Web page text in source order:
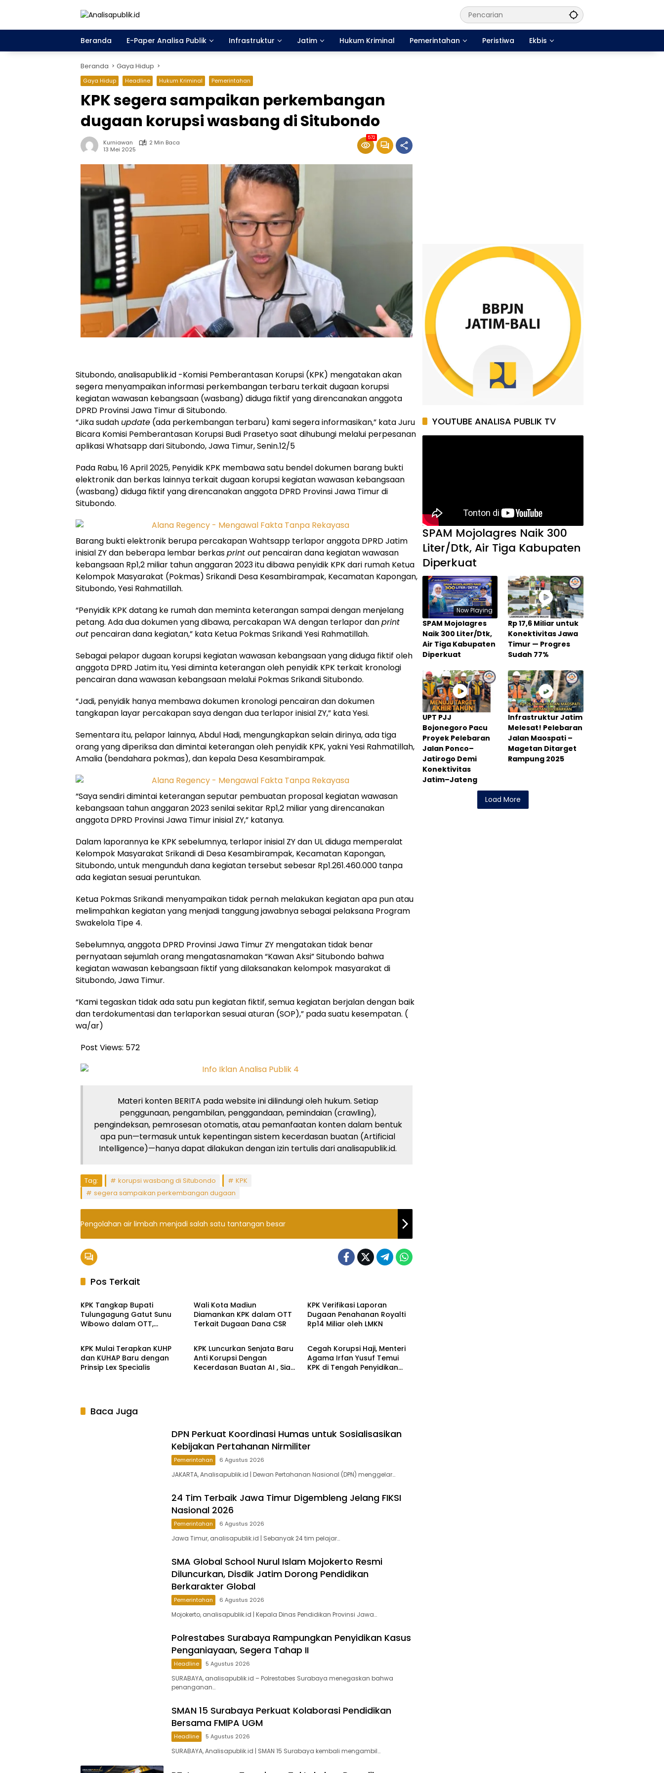
Beranda
E-Paper Analisa Publik Infrastruktur Jatim Hukum Kriminal Pemerintahan Peristiwa Ekbis
Beranda Gaya Hidup
Gaya Hidup Headline Hukum Kriminal Pemerintahan
KPK segera sampaikan perkembangan
dugaan korupsi wasbang di Situbondo
Kurniawan
2 Min Baca
13 Mei 2025
572
Situbondo, analisapublik.id -Komisi Pemberantasan Korupsi (KPK) mengatakan akan
segera menyampaikan informasi perkembangan terbaru terkait dugaan korupsi
kegiatan wawasan kebangsaan (wasbang) diduga fiktif yang direncanakan anggota
DPRD Provinsi Jawa Timur di Situbondo.
“Jika sudah update (ada perkembangan terbaru) kami segera informasikan,” kata Juru
Bicara Komisi Pemberantasan Korupsi Budi Prasetyo saat dihubungi melalui perpesanan
aplikasi Whatsapp dari Situbondo, Jawa Timur, Senin.12/5
Pada Rabu, 16 April 2025, Penyidik KPK membawa satu bendel dokumen barang bukti
elektronik dan berkas lainnya terkait dugaan korupsi kegiatan wawasan kebangsaan
(wasbang) diduga fiktif yang direncanakan anggota DPRD Provinsi Jawa Timur di
Situbondo.
Barang bukti elektronik berupa percakapan Wahtsapp terlapor anggota DPRD Jatim
inisial ZY dan beberapa lembar berkasprint out pencairan dana kegiatan wawasan
kebangsaan Rp1,2 miliar tahun anggaran 2023 itu dibawa penyidik KPK dari rumah Ketua
Kelompok Masyarakat (Pokmas) Srikandi Desa Kesambirampak, Kecamatan Kapongan,
Situbondo, Yesi Rahmatillah.
“Penyidik KPK datang ke rumah dan meminta keterangan sampai dengan menjelang
petang. Ada dua dokumen yang dibawa, percakapan WA dengan terlapor danprint
out pencairan dana kegiatan,” kata Ketua Pokmas Srikandi Yesi Rahmatillah.
Sebagai pelapor dugaan korupsi kegiatan wawasan kebangsaan yang diduga fiktif oleh
anggota DPRD Jatim itu, Yesi diminta keterangan oleh penyidik KPK terkait kronologi
pencairan dana wawasan kebangsaan melalui Pokmas Srikandi Situbondo.
“Jadi, penyidik hanya membawa dokumen kronologi pencairan dan dokumen
tangkapan layar percakapan saya dengan dua terlapor inisial ZY,” kata Yesi.
Sementara itu, pelapor lainnya, Abdul Hadi, mengungkapkan selain dirinya, ada tiga
orang yang diperiksa dan dimintai keterangan oleh penyidik KPK, yakni Yesi Rahmatillah,
Amalia (bendahara pokmas), dan kepala Desa Kesambirampak.
“Saya sendiri dimintai keterangan seputar pembuatan proposal kegiatan wawasan
kebangsaan tahun anggaran 2023 senilai sekitar Rp1,2 miliar yang direncanakan
anggota DPRD Provinsi Jawa Timur inisial ZY,” katanya.
Dalam laporannya ke KPK sebelumnya, terlapor inisial ZY dan UL diduga memperalat
Kelompok Masyarakat Srikandi di Desa Kesambirampak, Kecamatan Kapongan,
Situbondo, untuk mengunduh dana kegiatan tersebut sebesar Rp1.261.460.000 tanpa
ada kegiatan sesuai peruntukan.
Ketua Pokmas Srikandi menyampaikan tidak pernah melakukan kegiatan apa pun atau
melimpahkan kegiatan yang menjadi tanggung jawabnya sebagai pelaksana Program
Swakelola Tipe 4.
Sebelumnya, anggota DPRD Provinsi Jawa Timur ZY mengatakan tidak benar
pernyataan sejumlah orang mengatasnamakan “Kawan Aksi” Situbondo bahwa
kegiatan wawasan kebangsaan fiktif yang dilaksanakan kelompok masyarakat di
Situbondo, Jawa Timur.
“Kami tegaskan tidak ada satu pun kegiatan fiktif, semua kegiatan berjalan dengan baik
dan terdokumentasi dan terlaporkan sesuai aturan (SOP),” pada suatu kesempatan. (
wa/ar)
Post Views: 572
Materi konten BERITA pada website ini dilindungi oleh hukum. Setiap
penggunaan, pengambilan, penggandaan, pemindaian (crawling),
pengindeksan, pemrosesan otomatis, atau pemanfaatan konten dalam bentuk
apa pun—termasuk untuk kepentingan sistem kecerdasan buatan (Artificial
Intelligence)—hanya dapat dilakukan dengan izin tertulis dari analisapublik.id.
Tag: korupsi wasbang di Situbondo
KPK
segera sampaikan perkembangan dugaan
Pengolahan air limbah menjadi salah satu tantangan besar
Pos Terkait
Headline
KPK Tangkap Bupati
Tulungagung Gatut Sunu
Wibowo dalam OTT,
Wali Kota Madiun
Diamankan KPK dalam OTT
Terkait Dugaan Dana CSR
KPK Verifikasi Laporan
Dugaan Penahanan Royalti
Rp14 Miliar oleh LMKN
Ekbis
KPK Mulai Terapkan KUHP
dan KUHAP Baru dengan
Prinsip Lex Specialis
Headline
KPK Luncurkan Senjata Baru
Anti Korupsi Dengan
Kecerdasan Buatan AI , Siap
Headline
Cegah Korupsi Haji, Menteri
Agama Irfan Yusuf Temui
KPK di Tengah Penyidikan
Baca Juga
DPN Perkuat Koordinasi Humas untuk Sosialisasikan
Kebijakan Pertahanan Nirmiliter
Pemerintahan 6 Agustus 2026
JAKARTA, Analisapublik.id | Dewan Pertahanan Nasional (DPN) menggelar…
24 Tim Terbaik Jawa Timur Digembleng Jelang FIKSI
Nasional 2026
Pemerintahan 6 Agustus 2026
Jawa Timur, analisapublik.id | Sebanyak 24 tim pelajar…
SMA Global School Nurul Islam Mojokerto Resmi
Diluncurkan, Disdik Jatim Dorong Pendidikan
Berkarakter Global
Pemerintahan 6 Agustus 2026
Mojokerto, analisapublik.id | Kepala Dinas Pendidikan Provinsi Jawa…
Polrestabes Surabaya Rampungkan Penyidikan Kasus
Penganiayaan, Segera Tahap II
Headline 5 Agustus 2026
SURABAYA, analisapublik.id – Polrestabes Surabaya menegaskan bahwa
penanganan…
SMAN 15 Surabaya Perkuat Kolaborasi Pendidikan
Bersama FMIPA UGM
Headline 5 Agustus 2026
SURABAYA, Analisapublik.id | SMAN 15 Surabaya kembali mengambil…
YOUTUBE ANALISA PUBLIK TV
SPAM Mojolagres Naik 300
Liter/Dtk, Air Tiga Kabupaten
Diperkuat
Now Playing
SPAM Mojolagres
Naik 300 Liter/Dtk,
Air Tiga Kabupaten
Diperkuat
Rp 17,6 Miliar untuk
Konektivitas Jawa
Timur — Progres
Sudah 77%
UPT PJJ
Bojonegoro Pacu
Proyek Pelebaran
Jalan Ponco–
Jatirogo Demi
Konektivitas
Jatim–Jateng
Infrastruktur Jatim
Melesat! Pelebaran
Jalan Maospati –
Magetan Ditarget
Rampung 2025
Load More